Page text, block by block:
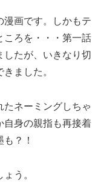
漫画です。しかもテ
ころを・・・第一話
したが、いきなり切
ました。
たネーミングしちゃ
自身の親指も再接着
？！
う。